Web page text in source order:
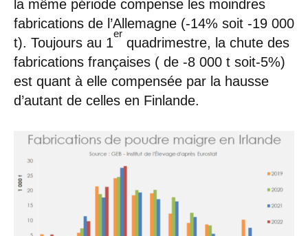
la même période compense les moindres
fabrications de l’Allemagne (-14% soit -19 000
t). Toujours au 1
er
quadrimestre, la chute des
fabrications françaises ( de -8 000 t soit-5%)
est quant à elle compensée par la hausse
d’autant de celles en Finlande.